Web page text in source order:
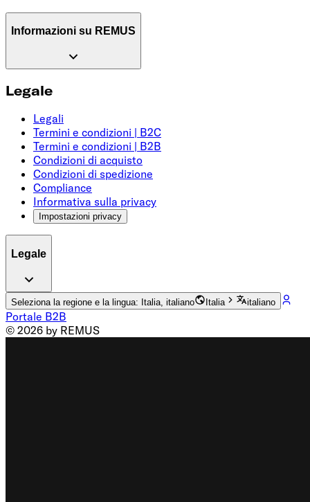
Informazioni su REMUS
Legale
Legali
Termini e condizioni | B2C
Termini e condizioni | B2B
Condizioni di acquisto
Condizioni di spedizione
Compliance
Informativa sulla privacy
Impostazioni privacy
Legale
Seleziona la regione e la lingua: Italia, italiano Italia italiano
Portale B2B
© 2026 by REMUS